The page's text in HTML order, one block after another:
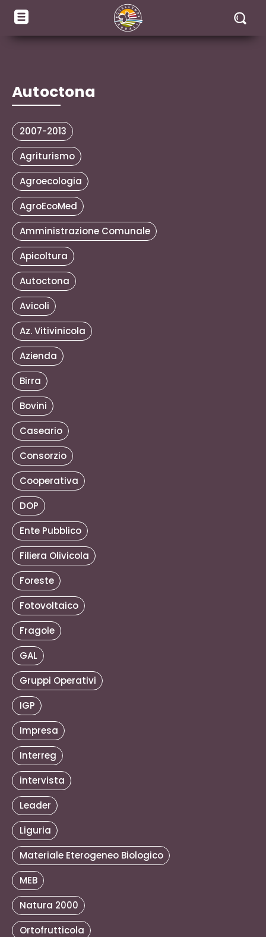
Autoctona
2007-2013
Agriturismo
Agroecologia
AgroEcoMed
Amministrazione Comunale
Apicoltura
Autoctona
Avicoli
Az. Vitivinicola
Azienda
Birra
Bovini
Caseario
Consorzio
Cooperativa
DOP
Ente Pubblico
Filiera Olivicola
Foreste
Fotovoltaico
Fragole
GAL
Gruppi Operativi
IGP
Impresa
Interreg
intervista
Leader
Liguria
Materiale Eterogeneo Biologico
MEB
Natura 2000
Ortofrutticola